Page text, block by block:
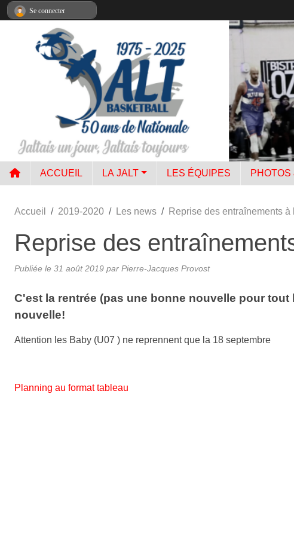
ACCUEIL LA JALT LES ÉQUIPES PHOTOS
Accueil 2019-2020 Les news Reprise des entraînements à
Reprise des
Publiée le 31 août 2019 par Pierre-Jacques Provost
C'est la rentrée (pas une bonne nouvelle pour
nouvelle!
Attention les Baby (U07 ) ne reprennent que la 18 septembre
Planning au format tableau
Se connecter
Panneau de gestion des cookies